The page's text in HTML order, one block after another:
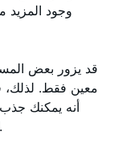
وجود المزيد
قد يزور بعض
معين فقط. لذلك،
أنه يمكنك
أيضاً مزج الأشياء مع تجنب المحتوى المتكرر.